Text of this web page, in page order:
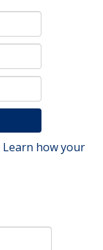
Learn how your